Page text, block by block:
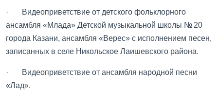
· Видеоприветствие от детского фольклорного
ансамбля «Млада» Детской музыкальной школы № 20
города Казани, ансамбля «Верес» с исполнением песен,
записанных в селе Никольское Лаишевского района.
· Видеоприветствие от ансамбля народной песни
«Лад».